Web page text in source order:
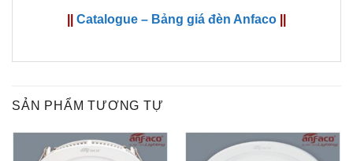
Catalogue – Bảng giá đèn Anfaco
SẢN PHẨM TƯƠNG TỰ